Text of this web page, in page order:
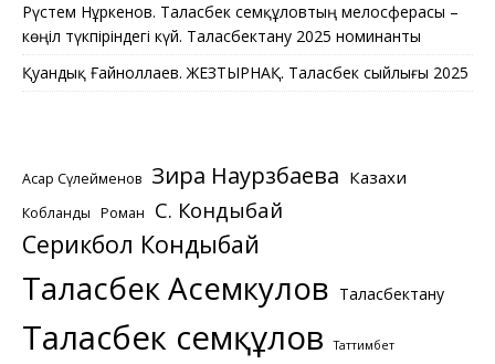
Рүстем Нұркенов. Таласбек Әсемқұловтың мелосферасы –
көңіл түкпіріндегі күй. Таласбектану 2025 номинанты
Қуандық Ғайноллаев. ЖЕЗТЫРНАҚ. Таласбек сыйлығы 2025
Асқар Сүлейменов Зира Наурзбаева Казахи
Кобланды Роман С. Кондыбай
Серикбол Кондыбай
Таласбек Асемкулов Таласбектану
Таласбек Әсемқұлов Таттимбет